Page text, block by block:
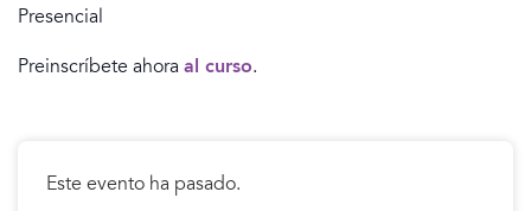
Presencial
Preinscríbete ahora al curso.
Este evento ha pasado.